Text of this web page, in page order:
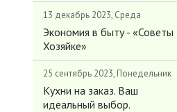
13 декабрь 2023, Среда
Экономия в быту - «Советы
Хозяйке»
25 сентябрь 2023, Понедельник
Кухни на заказ. Ваш
идеальный выбор.